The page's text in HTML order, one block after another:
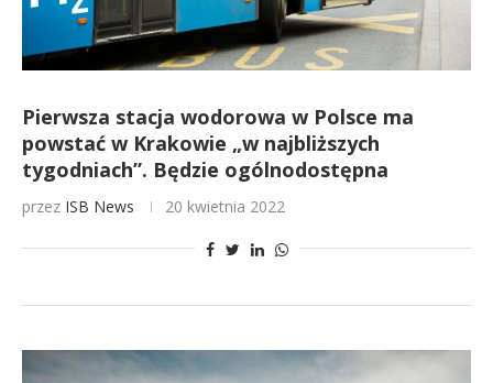
Pierwsza stacja wodorowa w Polsce ma
powstać w Krakowie „w najbliższych
tygodniach”. Będzie ogólnodostępna
przez ISB News 20 kwietnia 2022